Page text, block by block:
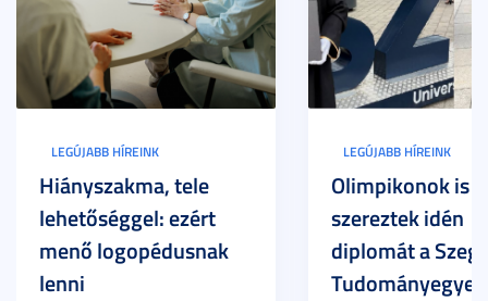
LEGÚJABB HÍREINK
Hiányszakma, tele
lehetőséggel: ezért
menő logopédusnak
lenni
LEGÚJABB HÍREINK
Olimpikonok is
szereztek idén
diplomát a